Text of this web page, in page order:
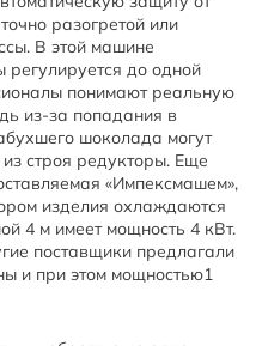
разогретой или
В этой машине
до одной
понимают реальную
из-за попадания в
шоколада могут
строя редукторы. Еще
«Импексмашем»,
изделия охлаждаются
4 м имеет мощность 4 кВт.
поставщики предлагали
и при этом мощностью1